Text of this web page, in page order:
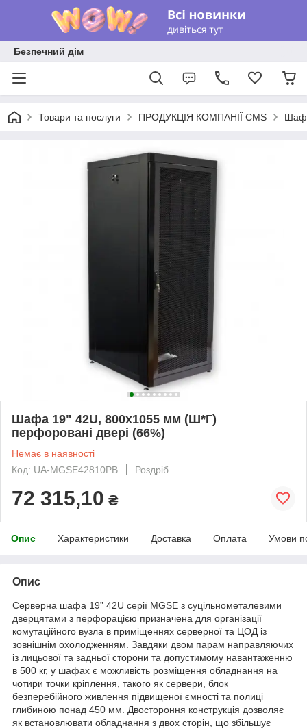
Безпечний дім
Товари та послуги ПРОДУКЦІЯ КОМПАНІЇ CMS
Шафа 19" 42U, 800х1055 мм (Ш*Г)
перфоровані двері (66%)
Немає в наявності
Код: UA-MGSE42810PB
Роздріб
72 315,10 ₴
Опис Характеристики Доставка Оплата Умови
Опис
Серверна шафа 19” 42U серії MGSE з суцільнометалевими
дверцятами з перфорацією призначена для організації
комутаційного вузла в приміщеннях серверної та ЦОД із
зовнішнім охолодженням. Завдяки двом парам направляючих
із лицьової та задньої сторони та допустимому навантаженню
в 500 кг, у шафах є можливість розміщення обладнання на
чотири точки кріплення, такого як сервери, блок
безперебійного живлення підвищеної ємності та полиці
глибиною понад 450 мм. Двостороння конструкція дозволяє
як встановлювати обладнання з двох сторін, що збільшує